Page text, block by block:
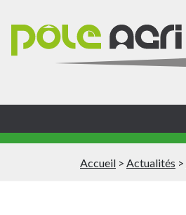
Accueil > Actualités >